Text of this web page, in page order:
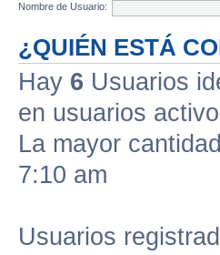
Nombre de Usuario:
¿QUIÉN ESTÁ
Hay 6 Usuarios
en usuarios
La mayor
7:10 am
Usuarios